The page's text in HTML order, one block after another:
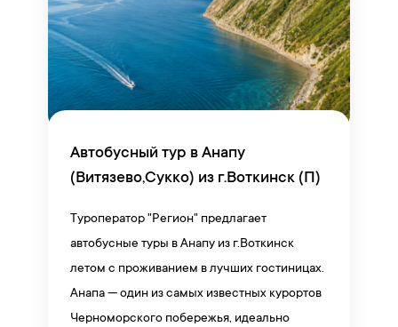
Автобусный тур в Анапу
(Витязево,Сукко) из г.Воткинск (П)
Туроператор "Регион" предлагает
автобусные туры в Анапу из г.Воткинск
летом с проживанием в лучших гостиницах.
Анапа — один из самых известных курортов
Черноморского побережья, идеально